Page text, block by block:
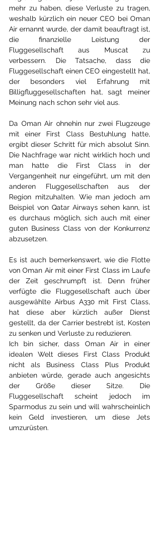
mehr zu haben, diese Verluste zu tragen,
weshalb kürzlich ein neuer CEO bei Oman
Air ernannt wurde, der damit beauftragt ist,
die finanzielle Leistung der
Fluggesellschaft aus Muscat zu
verbessern. Die Tatsache, dass die
Fluggesellschaft einen CEO eingestellt hat,
der besonders viel Erfahrung mit
Billigfluggesellschaften hat, sagt meiner
Meinung nach schon sehr viel aus.
Da Oman Air ohnehin nur zwei Flugzeuge
mit einer First Class Bestuhlung hatte,
ergibt dieser Schritt für mich absolut Sinn.
Die Nachfrage war nicht wirklich hoch und
man hatte die First Class in der
Vergangenheit nur eingeführt, um mit den
anderen Fluggesellschaften aus der
Region mitzuhalten. Wie man jedoch am
Beispiel von Qatar Airways sehen kann, ist
es durchaus möglich, sich auch mit einer
guten Business Class von der Konkurrenz
abzusetzen.
Es ist auch bemerkenswert, wie die Flotte
von Oman Air mit einer First Class im Laufe
der Zeit geschrumpft ist. Denn früher
verfügte die Fluggesellschaft auch über
ausgewählte Airbus A330 mit First Class,
hat diese aber kürzlich außer Dienst
gestellt, da der Carrier bestrebt ist, Kosten
zu senken und Verluste zu reduzieren.
Ich bin sicher, dass Oman Air in einer
idealen Welt dieses First Class Produkt
nicht als Business Class Plus Produkt
anbieten würde, gerade auch angesichts
der Größe dieser Sitze. Die
Fluggesellschaft scheint jedoch im
Sparmodus zu sein und will wahrscheinlich
kein Geld investieren, um diese Jets
umzurüsten.